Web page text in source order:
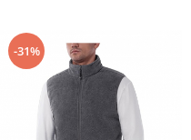
-31%